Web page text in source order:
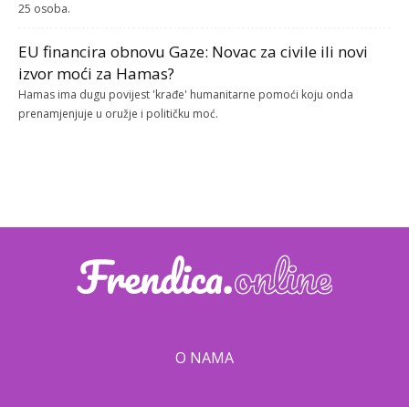
25 osoba.
EU financira obnovu Gaze: Novac za civile ili novi
izvor moći za Hamas?
Hamas ima dugu povijest 'krađe' humanitarne pomoći koju onda
prenamjenjuje u oružje i političku moć.
O NAMA